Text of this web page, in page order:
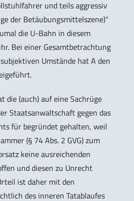
und teils aggressiv
der Betäubungsmittelszene)“
die U-Bahn in diesem
Bei einer Gesamtbetrachtung
Umstände hat A den
die (auch) auf eine Sachrüge
Staatsanwaltschaft gegen das
für begründet gehalten, weil
(§ 74 Abs. 2 GVG) zum
keine ausreichenden
und diesen zu Unrecht
ist daher mit den
des inneren Tatablaufes